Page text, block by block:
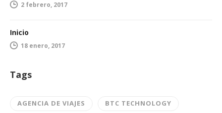
2 febrero, 2017
Inicio
18 enero, 2017
Tags
AGENCIA DE VIAJES BTC TECHNOLOGY